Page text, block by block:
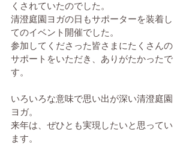
くされていたのでした。
清澄庭園ヨガの日もサポーターを装着し
てのイベント開催でした。
参加してくださった皆さまにたくさんの
サポートをいただき、ありがたかったで
す。
いろいろな意味で思い出が深い清澄庭園
ヨガ。
来年は、ぜひとも実現したいと思ってい
ます。